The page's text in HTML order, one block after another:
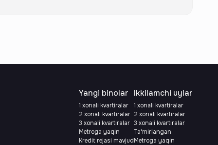
Yangi binolar
1 xonali kvartiralar
2 xonali kvartiralar
3 xonali kvartiralar
Metroga yaqin
Kredit rejasi mavjud
Ikkilamchi uylar
1 xonali kvartiralar
2 xonali kvartiralar
3 xonali kvartiralar
Ta'mirlangan
Metroga yaqin